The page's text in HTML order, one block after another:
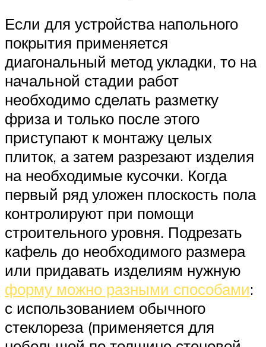
Если для устройства напольного
покрытия применяется
диагональный метод укладки, то на
начальной стадии работ
необходимо сделать разметку
фриза и только после этого
приступают к монтажу целых
плиток, а затем разрезают изделия
на необходимые кусочки. Когда
первый ряд уложен плоскость пола
контролируют при помощи
строительного уровня. Подрезать
кафель до необходимого размера
или придавать изделиям нужную
форму можно разными способами:
с использованием обычного
стеклореза (применяется для